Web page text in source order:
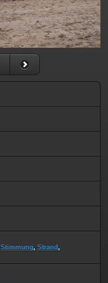
Stimmung, Strand ,